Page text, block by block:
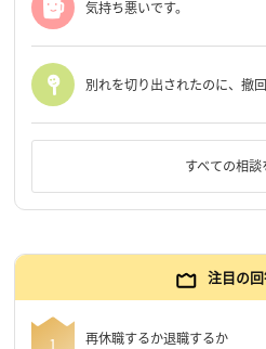
気持ち悪いです。
別れを切り出されたのに、撤
すべての相談
注目の
再休職するか退職するか